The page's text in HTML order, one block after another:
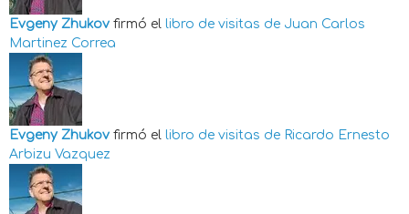
Evgeny Zhukov firmó el libro de visitas de Juan Carlos
Martinez Correa
Evgeny Zhukov firmó el libro de visitas de Ricardo Ernesto
Arbizu Vazquez